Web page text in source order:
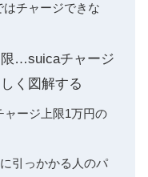
チャージできな
…suicaチャージ
く図解する
ャージ上限1万円の
引っかかる人のパ